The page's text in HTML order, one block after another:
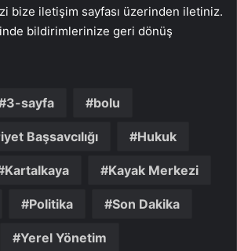
bize iletişim sayfası üzerinden iletiniz.
bildirimlerinize geri dönüş
3-sayfa bolu
Başsavcılığı Hukuk
Kartalkaya Kayak Merkezi
Politika Son Dakika
Yerel Yönetim